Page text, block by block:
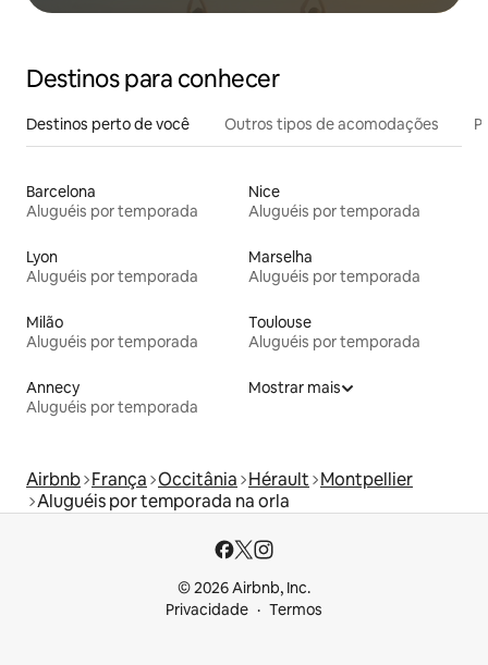
Destinos para conhecer
Destinos perto de você Outros tipos de acomodações
Barcelona
Aluguéis por temporada
Nice
Aluguéis por temporada
Lyon
Aluguéis por temporada
Marselha
Aluguéis por temporada
Milão
Aluguéis por temporada
Toulouse
Aluguéis por temporada
Annecy
Aluguéis por temporada
Mostrar mais
Airbnb França Occitânia Hérault Montpellier
Aluguéis por temporada na orla
© 2026 Airbnb, Inc.
Privacidade
Termos